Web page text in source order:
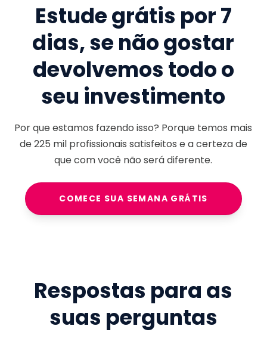
Estude grátis por 7
dias, se não gostar
devolvemos todo o
seu investimento
Por que estamos fazendo isso? Porque temos mais
de225 milprofissionais satisfeitos e a certeza de
que com você não será diferente.
COMECE SUA SEMANA GRÁTIS
Respostas para as
suas perguntas